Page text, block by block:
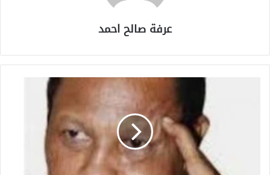
عرفة صالح احمد